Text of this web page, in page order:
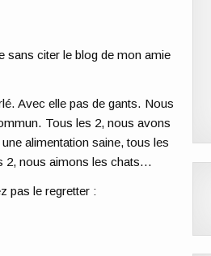
sans citer le blog de mon amie
Avec elle pas de gants. Nous
Tous les 2, nous avons
alimentation saine, tous les
2, nous aimons les chats…
pas le regretter :